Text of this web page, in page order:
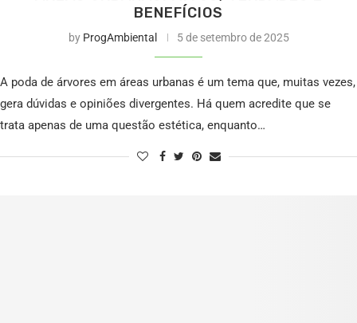
BENEFÍCIOS
by ProgAmbiental 5 de setembro de 2025
A poda de árvores em áreas urbanas é um tema que, muitas vezes,
gera dúvidas e opiniões divergentes. Há quem acredite que se
trata apenas de uma questão estética, enquanto…